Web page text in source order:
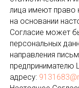
лица имеют право
на основании
Согласие может
персональных
направления
предпринимателю
адресу: